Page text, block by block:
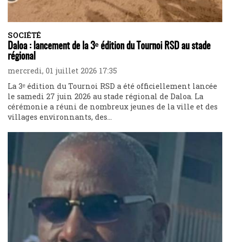
SOCIÉTÉ
Daloa : lancement de la 3ᵉ édition du Tournoi RSD au stade
régional
mercredi, 01 juillet 2026 17:35
La 3ᵉ édition du Tournoi RSD a été officiellement lancée
le samedi 27 juin 2026 au stade régional de Daloa. La
cérémonie a réuni de nombreux jeunes de la ville et des
villages environnants, des...